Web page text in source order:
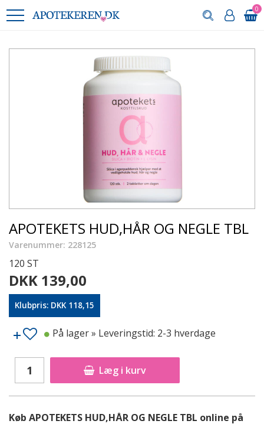
0
APOTEKETS HUD,HÅR OG NEGLE TBL
Varenummer: 228125
120 ST
DKK 139,00
Klubpris: DKK 118,15
Læg i kurv
På lager» Leveringstid: 2-3 hverdage
Køb APOTEKETS HUD,HÅR OG NEGLE TBL online på